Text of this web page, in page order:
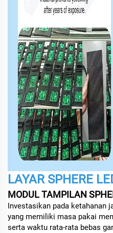
LAYAR SPHERE
MODUL TAMPILAN
Investasikan pada ketahanan
yang memiliki masa pakai
serta waktu rata-rata bebas